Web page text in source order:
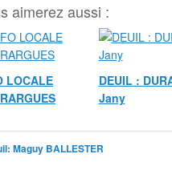
aimerez aussi :
LOCALE
DEUIL :
Jany
Maguy BALLESTER